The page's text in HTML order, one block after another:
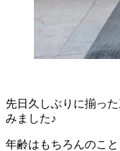
先日久しぶりに揃っ
みました♪
年齢はもちろんのこ